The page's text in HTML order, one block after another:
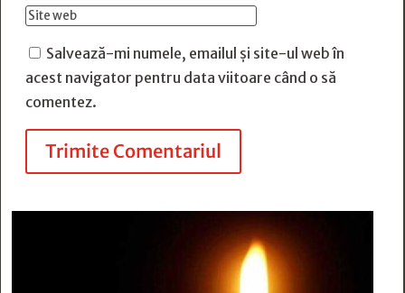
Salvează-mi numele, emailul și site-ul web în
acest navigator pentru data viitoare când o să
comentez.
Trimite Comentariul